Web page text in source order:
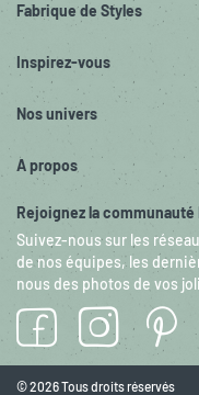
Fabrique de Styles
Inspirez-vous
Nos univers
A propos
Rejoignez la communauté
Suivez-nous sur les
de nos équipes, les
nous des photos de vos
© 2026 Tous droits réservés